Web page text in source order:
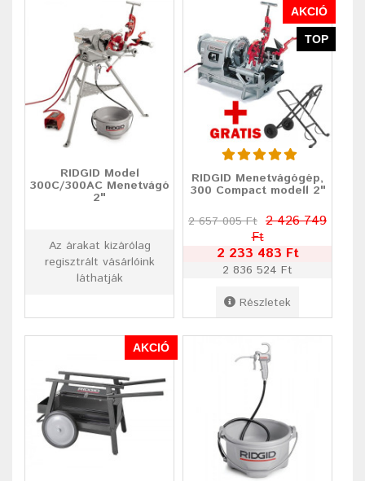
RIDGID Model
300C/300AC Menetvágó
2"
Az árakat kizárólag
regisztrált vásárlóink
láthatják
AKCIÓ
TOP
RIDGID Menetvágógép,
300 Compact modell 2"
2 657 005 Ft 2 426 749
Ft
2 233 483 Ft
2 836 524 Ft
Részletek
AKCIÓ